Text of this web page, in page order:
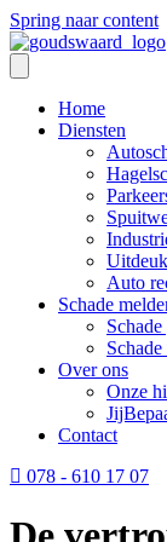
Spring naar content
Home
Diensten
Auto
Schade
Over ons
Onze
Contact
078 - 610 17 07